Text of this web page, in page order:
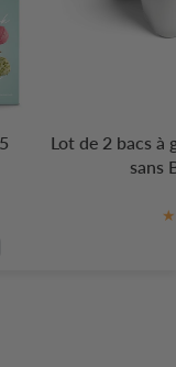
Lot de 2 bacs à
sans